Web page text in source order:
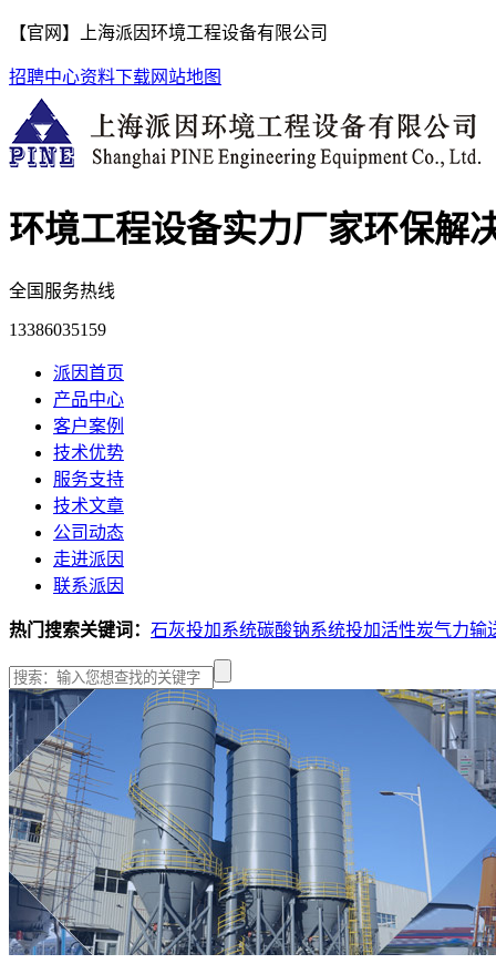
【官网】上海派因环境工程设备有限公司
招聘中心资料下载网站地图
环境工程设备实力厂家环保解
全国服务热线
13386035159
派因首页
产品中心
客户案例
技术优势
服务支持
技术文章
公司动态
走进派因
联系派因
热门搜索关键词： 石灰投加系统碳酸钠系统投加活性炭气力输